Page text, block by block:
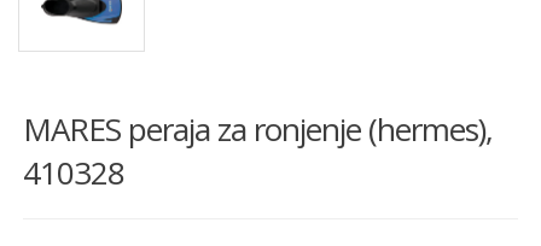
MARES peraja za ronjenje (hermes),
410328